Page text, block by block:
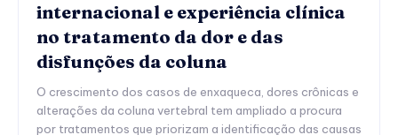
internacional e experiência clínica
no tratamento da dor e das
disfunções da coluna
O crescimento dos casos de enxaqueca, dores crônicas e
alterações da coluna vertebral tem ampliado a procura
por tratamentos que priorizam a identificação das causas